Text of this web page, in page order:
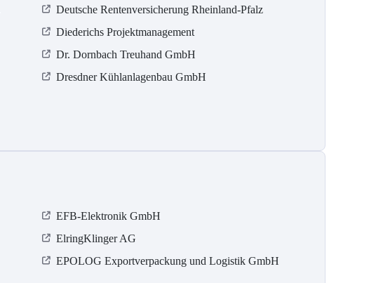
Deutsche Rentenversicherung Rheinland-Pfalz
Diederichs Projektmanagement
Dr. Dornbach Treuhand GmbH
Dresdner Kühlanlagenbau GmbH
EFB-Elektronik GmbH
ElringKlinger AG
EPOLOG Exportverpackung und Logistik GmbH